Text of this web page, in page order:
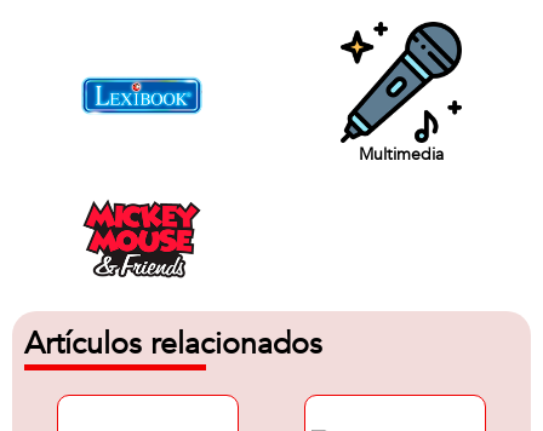
Multimedia
Artículos relacionados